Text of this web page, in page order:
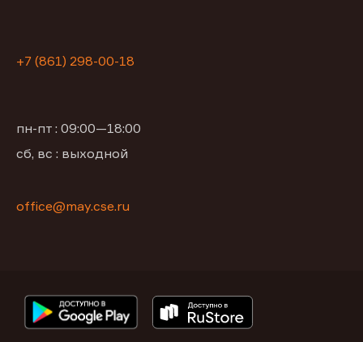
+7 (861) 298-00-18
пн-пт : 09:00—18:00
сб, вс : выходной
office@may.cse.ru